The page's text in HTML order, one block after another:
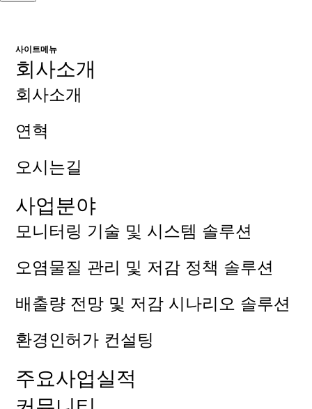
사이트메뉴
회사소개
회사소개
연혁
오시는길
사업분야
모니터링 기술 및 시스템 솔루션
오염물질 관리 및 저감 정책 솔루션
배출량 전망 및 저감 시나리오 솔루션
환경인허가 컨설팅
주요사업실적